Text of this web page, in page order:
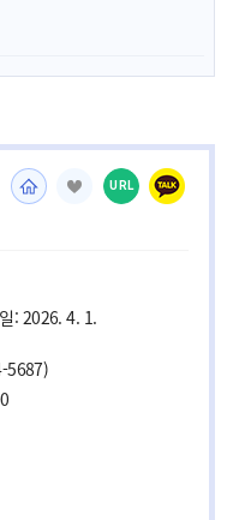
URL
: 2026. 4. 1.
5687)